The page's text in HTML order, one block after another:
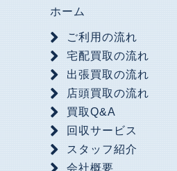
ホーム
ご利用の流れ
宅配買取の流れ
出張買取の流れ
店頭買取の流れ
買取Q&A
回収サービス
スタッフ紹介
会社概要